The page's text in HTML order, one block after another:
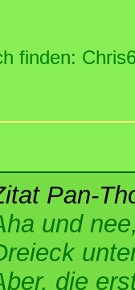
finden:
Pan-
und
die